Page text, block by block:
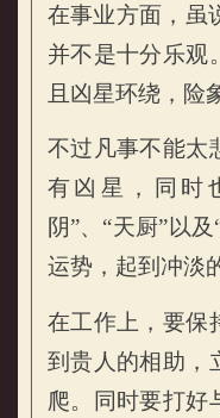
属猴的人2021年
在事业方面，虽
并不是十分乐观
且凶星环绕，险
不过凡事不能太
有凶星，同时
阴”、“天厨”以
运势，起到冲淡
在工作上，要保
到贵人的相助，
爬。同时要打好